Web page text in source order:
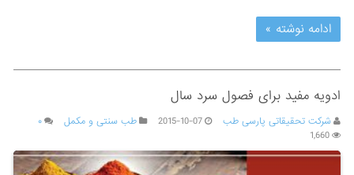
ادامه نوشته »
ادویه مفید برای فصول سرد سال
شرکت تحقیقاتی پارسی طب 2015-10-07 طب سنتی و مکمل
۰
1,660